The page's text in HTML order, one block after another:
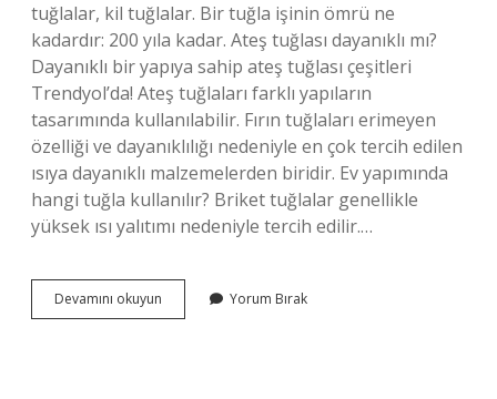
tuğlalar, kil tuğlalar. Bir tuğla işinin ömrü ne
kadardır: 200 yıla kadar. Ateş tuğlası dayanıklı mı?
Dayanıklı bir yapıya sahip ateş tuğlası çeşitleri
Trendyol’da! Ateş tuğlaları farklı yapıların
tasarımında kullanılabilir. Fırın tuğlaları erimeyen
özelliği ve dayanıklılığı nedeniyle en çok tercih edilen
ısıya dayanıklı malzemelerden biridir. Ev yapımında
hangi tuğla kullanılır? Briket tuğlalar genellikle
yüksek ısı yalıtımı nedeniyle tercih edilir.…
Devamını okuyun
Tuğlası
Yorum Bırak